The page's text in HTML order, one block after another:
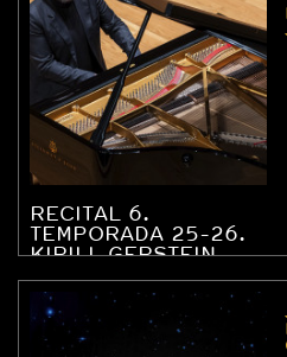
RECITAL 6.
TEMPORADA 25-26.
KIRILL GERSTEIN,